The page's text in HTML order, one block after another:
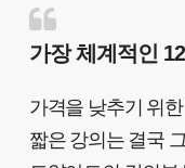
가장 체계적인
가격을 낮추기 위
짧은 강의는 결국